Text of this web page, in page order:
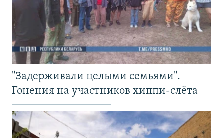
"Задерживали целыми семьями".
Гонения на участников хиппи-слёта